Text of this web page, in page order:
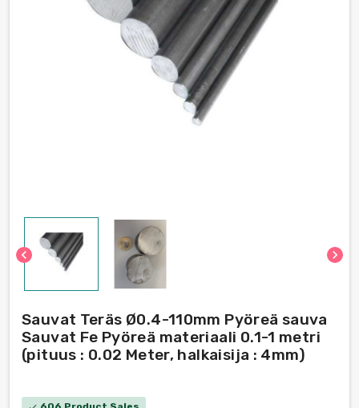
chevron_left chevron_right
Sauvat Teräs Ø0.4-110mm Pyöreä sauva
Sauvat Fe Pyöreä materiaali 0.1-1 metri
(pituus : 0.02 Meter, halkaisija : 4mm)